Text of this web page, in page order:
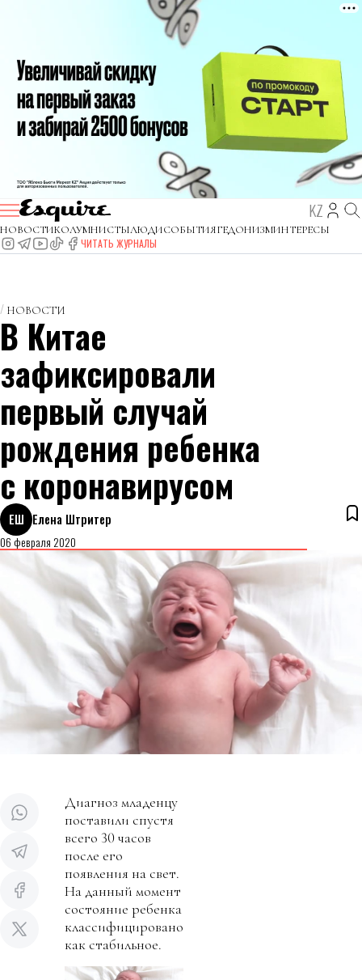
KZ
НОВОСТИКОЛУМНИСТЫЛЮДИСОБЫТИЯГЕДОНИЗМИНТЕРЕСЫ
ЧИТАТЬ ЖУРНАЛЫ
НОВОСТИ
В Китае
зафиксировали
первый случай
рождения ребенка
с коронавирусом
ЕШ Елена Штритер
06 февраля 2020
Диагноз младенцу
поставили спустя
всего 30 часов
после его
появления на свет.
На данный момент
состояние ребенка
классифицировано
как стабильное.